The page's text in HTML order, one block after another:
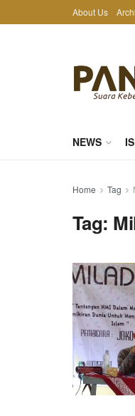
About Us
NEWS
Home Tag
Tag: